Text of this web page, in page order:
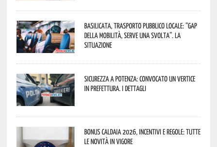
Basilicata, trasporto pubblico locale: “Gap
della mobilità, serve una svolta”. La
situazione
Sicurezza a Potenza: convocato un vertice
in Prefettura. I dettagli
Bonus caldaia 2026, incentivi e regole: tutte
le novità in vigore